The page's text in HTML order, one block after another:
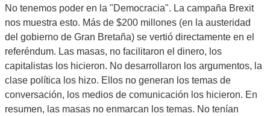
No tenemos poder en la "Democracia". La campaña Brexit
nos muestra esto. Más de $200 millones (en la austeridad
del gobierno de Gran Bretaña) se vertió directamente en el
referéndum. Las masas, no facilitaron el dinero, los
capitalistas los hicieron. No desarrollaron los argumentos, la
clase política los hizo. Ellos no generan los temas de
conversación, los medios de comunicación los hicieron. En
resumen, las masas no enmarcan los temas. No tenían